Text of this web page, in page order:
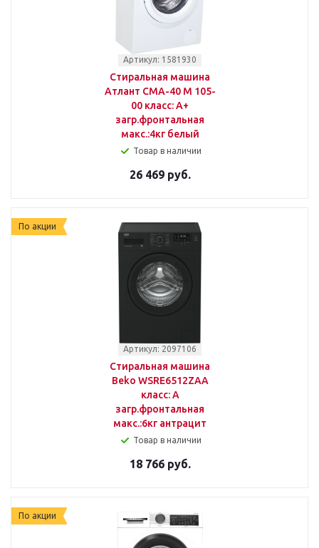
Артикул: 1581930
Стиральная машина
Атлант СМА-40 М 105-
00 класс: A+
загр.фронтальная
макс.:4кг белый
Товар в наличии
26 469 руб.
По акции
Артикул: 2097106
Стиральная машина
Beko WSRE6512ZAA
класс: A
загр.фронтальная
макс.:6кг антрацит
Товар в наличии
18 766 руб.
По акции